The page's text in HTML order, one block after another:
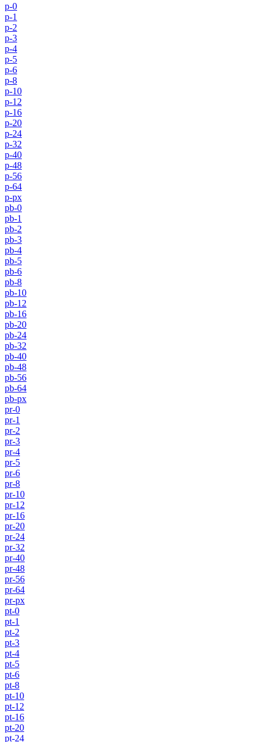
p-0
p-1
p-2
p-3
p-4
p-5
p-6
p-8
p-10
p-12
p-16
p-20
p-24
p-32
p-40
p-48
p-56
p-64
p-px
pb-0
pb-1
pb-2
pb-3
pb-4
pb-5
pb-6
pb-8
pb-10
pb-12
pb-16
pb-20
pb-24
pb-32
pb-40
pb-48
pb-56
pb-64
pb-px
pr-0
pr-1
pr-2
pr-3
pr-4
pr-5
pr-6
pr-8
pr-10
pr-12
pr-16
pr-20
pr-24
pr-32
pr-40
pr-48
pr-56
pr-64
pr-px
pt-0
pt-1
pt-2
pt-3
pt-4
pt-5
pt-6
pt-8
pt-10
pt-12
pt-16
pt-20
pt-24